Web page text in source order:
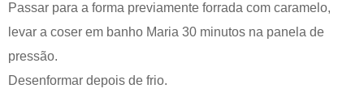
Passar para a forma previamente forrada com caramelo,
levar a coser em banho Maria 30 minutos na panela de
pressão.
Desenformar depois de frio.